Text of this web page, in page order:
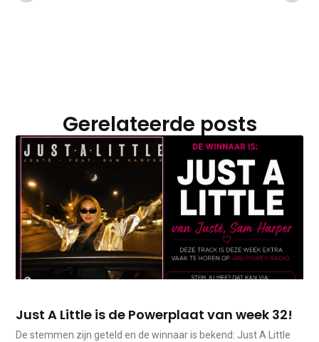
Gerelateerde posts
Just A Little is de Powerplaat van week 32!
De stemmen zijn geteld en de winnaar is bekend: Just A Little